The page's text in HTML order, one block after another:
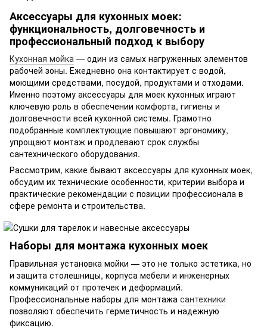
Аксессуары для кухонных моек:
функциональность, долговечность и
профессиональный подход к выбору
Кухонная мойка — один из самых нагруженных элементов
рабочей зоны. Ежедневно она контактирует с водой,
моющими средствами, посудой, продуктами и отходами.
Именно поэтому аксессуары для моек кухонных играют
ключевую роль в обеспечении комфорта, гигиены и
долговечности всей кухонной системы. Грамотно
подобранные комплектующие повышают эргономику,
упрощают монтаж и продлевают срок службы
сантехнического оборудования.
Рассмотрим, какие бывают аксессуары для кухонных моек,
обсудим их технические особенности, критерии выбора и
практические рекомендации с позиции профессионала в
сфере ремонта и строительства.
Наборы для монтажа кухонных моек
Правильная установка мойки — это не только эстетика, но
и защита столешницы, корпуса мебели и инженерных
коммуникаций от протечек и деформаций.
Профессиональные наборы для монтажа сантехники
позволяют обеспечить герметичность и надежную
фиксацию.